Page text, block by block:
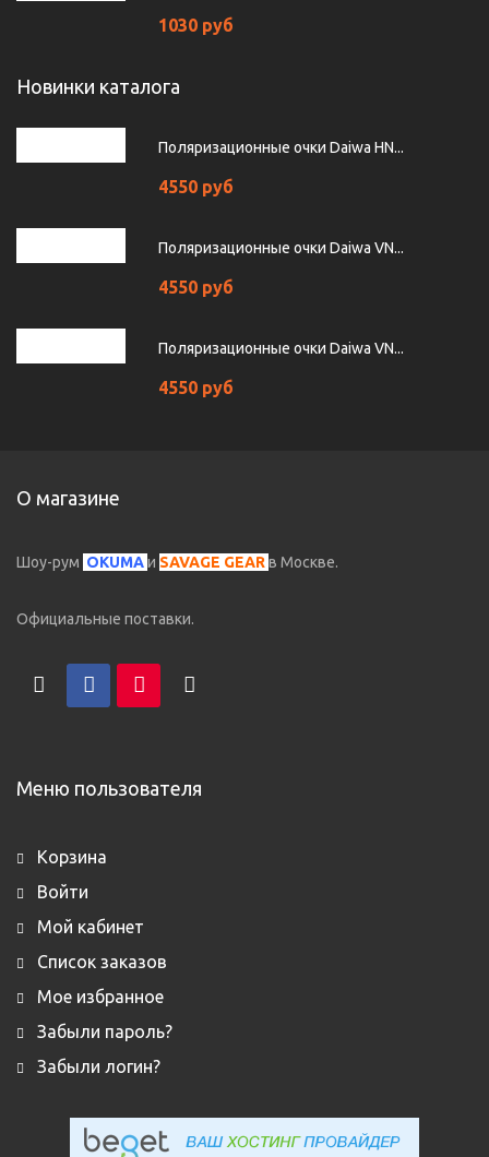
1030 руб
Новинки каталога
Поляризационные очки Daiwa HN...
4550 руб
Поляризационные очки Daiwa VN...
4550 руб
Поляризационные очки Daiwa VN...
4550 руб
О магазине
Шоу-рум OKUMAи SAVAGE GEAR в Москве.
Официальные поставки.
Меню пользователя
Корзина
Войти
Мой кабинет
Список заказов
Мое избранное
Забыли пароль?
Забыли логин?